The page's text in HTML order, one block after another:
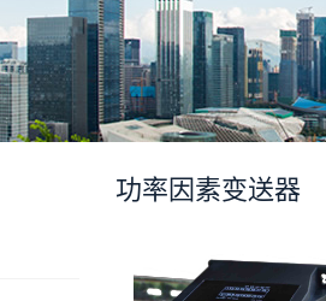
功率因素变送器